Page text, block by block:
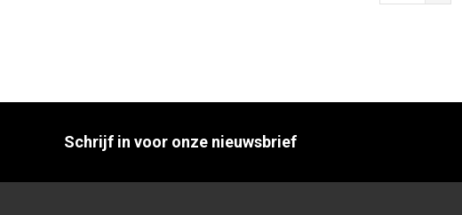
Schrijf in voor onze nieuwsbrief